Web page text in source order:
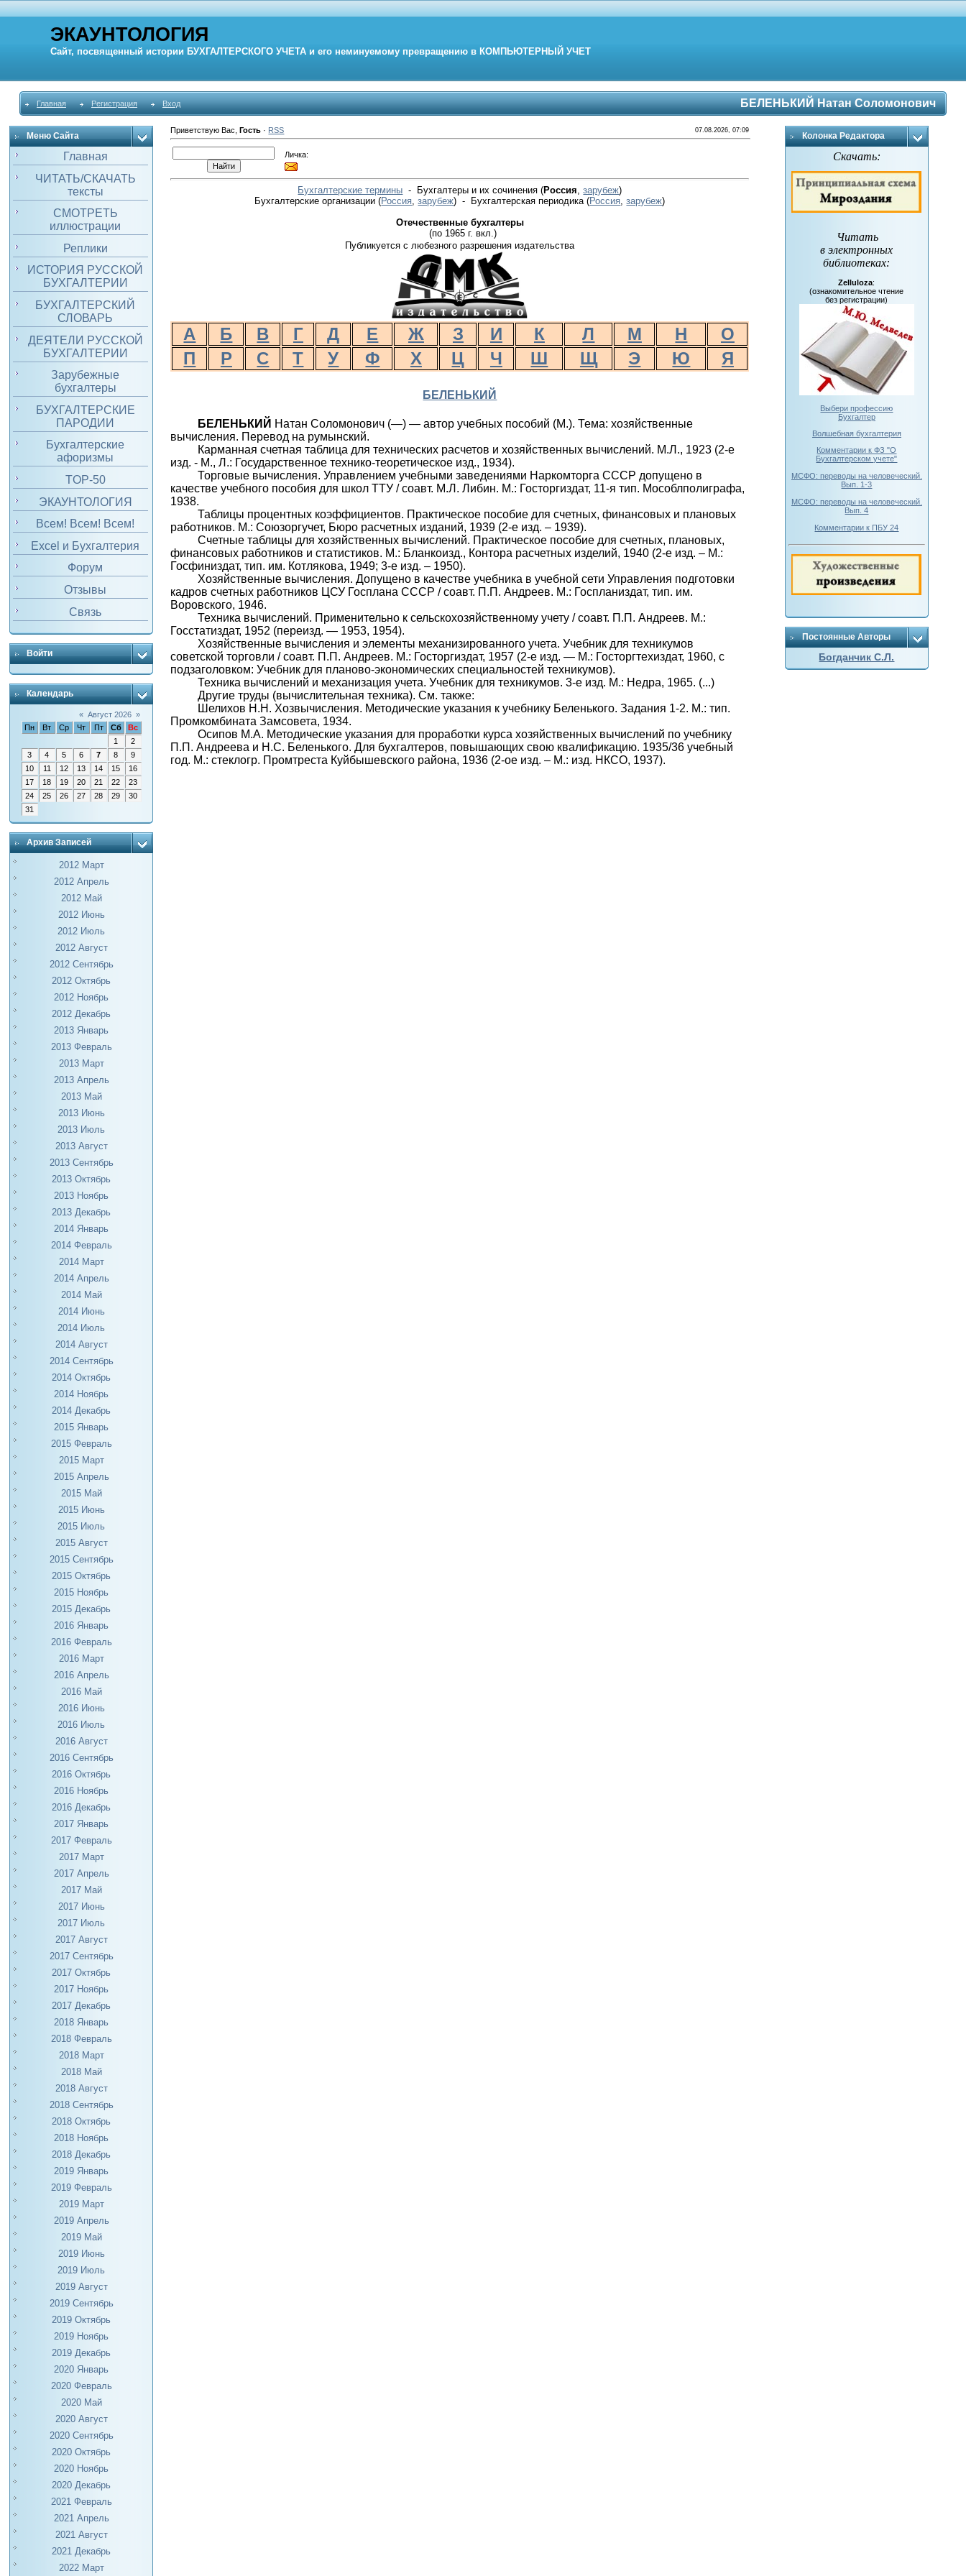
ЭКАУНТОЛОГИЯ
Сайт, посвященный истории БУХГАЛТЕРСКОГО УЧЕТА и его неминуемому превращению в КОМПЬЮТЕРНЫЙ УЧЕТ
Главная Регистрация Вход БЕЛЕНЬКИЙ Натан Соломонович
Меню Сайта
Главная
ЧИТАТЬ/СКАЧАТЬ
тексты
СМОТРЕТЬ
иллюстрации
Реплики
ИСТОРИЯ РУССКОЙ
БУХГАЛТЕРИИ
БУХГАЛТЕРСКИЙ
СЛОВАРЬ
ДЕЯТЕЛИ РУССКОЙ
БУХГАЛТЕРИИ
Зарубежные
бухгалтеры
БУХГАЛТЕРСКИЕ
ПАРОДИИ
Бухгалтерские
афоризмы
TOP-50
ЭКАУНТОЛОГИЯ
Всем! Всем! Всем!
Excel и Бухгалтерия
Форум
Отзывы
Связь
Войти
Календарь
« Август 2026 »
Пн
Вт Ср Чт Пт Сб
Вс
1
2
3
4 5 6 7 8
9
10
11 12 13 14 15
16
17
18 19 20 21 22
23
24
25 26 27 28 29
30
31
Архив Записей
2012 Март
2012 Апрель
2012 Май
2012 Июнь
2012 Июль
2012 Август
2012 Сентябрь
2012 Октябрь
2012 Ноябрь
2012 Декабрь
2013 Январь
2013 Февраль
2013 Март
2013 Апрель
2013 Май
2013 Июнь
2013 Июль
2013 Август
2013 Сентябрь
2013 Октябрь
2013 Ноябрь
2013 Декабрь
2014 Январь
2014 Февраль
2014 Март
2014 Апрель
2014 Май
2014 Июнь
2014 Июль
2014 Август
2014 Сентябрь
2014 Октябрь
2014 Ноябрь
2014 Декабрь
2015 Январь
2015 Февраль
2015 Март
2015 Апрель
2015 Май
2015 Июнь
2015 Июль
2015 Август
2015 Сентябрь
2015 Октябрь
2015 Ноябрь
2015 Декабрь
2016 Январь
2016 Февраль
2016 Март
2016 Апрель
2016 Май
2016 Июнь
2016 Июль
2016 Август
2016 Сентябрь
2016 Октябрь
2016 Ноябрь
2016 Декабрь
2017 Январь
2017 Февраль
2017 Март
2017 Апрель
2017 Май
2017 Июнь
2017 Июль
2017 Август
2017 Сентябрь
2017 Октябрь
2017 Ноябрь
2017 Декабрь
2018 Январь
2018 Февраль
2018 Март
2018 Май
2018 Август
2018 Сентябрь
2018 Октябрь
2018 Ноябрь
2018 Декабрь
2019 Январь
2019 Февраль
2019 Март
2019 Апрель
2019 Май
2019 Июнь
2019 Июль
2019 Август
2019 Сентябрь
2019 Октябрь
2019 Ноябрь
2019 Декабрь
2020 Январь
2020 Февраль
2020 Май
2020 Август
2020 Сентябрь
2020 Октябрь
2020 Ноябрь
2020 Декабрь
2021 Февраль
2021 Апрель
2021 Август
2021 Декабрь
2022 Март
Приветствую Вас ,Гость · RSS 07.08.2026, 07:09
Личка:
Бухгалтерские термины - Бухгалтеры и их сочинения (Россия ,зарубеж)
Бухгалтерские организации(Россия ,зарубеж) - Бухгалтерская периодика(Россия ,зарубеж)
Отечественные бухгалтеры
(по 1965 г. вкл.)
Публикуется с любезного разрешения издательства
А Б В Г Д Е Ж З И К Л М Н
О
П
Р С Т У Ф Х Ц Ч Ш Щ Э Ю Я
БЕЛЕНЬКИЙ
БЕЛЕНЬКИЙ Натан Соломонович (—) — автор учебных пособий (М.). Тема: хозяйственные
вычисления. Перевод на румынский.
Карманная счетная таблица для технических расчетов и хозяйственных вычислений. М.Л., 1923 (2-е
изд. - М., Л.: Государственное технико-теоретическое изд., 1934).
Торговые вычисления. Управлением учебными заведениями Наркомторга СССР допущено в
качестве учебного пособия для школ ТТУ / соавт. М.Л. Либин. М.: Госторгиздат, 11-я тип. Мособлполиграфа,
1938.
Таблицы процентных коэффициентов. Практическое пособие для счетных, финансовых и плановых
работников. М.: Союзоргучет, Бюро расчетных изданий, 1939 (2-е изд. – 1939).
Счетные таблицы для хозяйственных вычислений. Практическое пособие для счетных, плановых,
финансовых работников и статистиков. М.: Бланкоизд., Контора расчетных изделий, 1940 (2-е изд. – М.:
Госфиниздат, тип. им. Котлякова, 1949; 3-е изд. – 1950).
Хозяйственные вычисления. Допущено в качестве учебника в учебной сети Управления подготовки
кадров счетных работников ЦСУ Госплана СССР / соавт. П.П. Андреев. М.: Госпланиздат, тип. им.
Воровского, 1946.
Техника вычислений. Применительно к сельскохозяйственному учету / соавт. П.П. Андреев. М.:
Госстатиздат, 1952 (переизд. — 1953, 1954).
Хозяйственные вычисления и элементы механизированного учета. Учебник для техникумов
советской торговли / соавт. П.П. Андреев. М.: Госторгиздат, 1957 (2-е изд. — М.: Госторгтехиздат, 1960, с
подзаголовком: Учебник для планово-эко­но­ми­че­ских специальностей техникумов).
Техника вычислений и механизация учета. Учебник для техникумов. 3-е изд. М.: Недра, 1965. (...)
Другие труды (вычислительная техника). См. также:
Шелихов Н.Н. Хозвычисления. Методические указания к учебнику Беленького. Задания 1-2. М.: тип.
Промкомбината Замсовета, 1934.
Осипов М.А. Методические указания для проработки курса хозяйственных вычислений по учебнику
П.П. Андреева и Н.С. Беленького. Для бухгалтеров, повышающих свою квалификацию. 1935/36 учебный
год. М.: стеклогр. Промтреста Куйбышевского района, 1936 (2-ое изд. – М.: изд. НКСО, 1937).
Колонка Редактора
Скачать:
Читать
в электронных
библиотеках:
Zelluloza:
(ознакомительное чтение
без регистрации)
Выбери профессию
Бухгалтер
Волшебная бухгалтерия
Комментарии к ФЗ "О
Бухгалтерском учете"
МСФО: переводы на человеческий.
Вып. 1-3
МСФО: переводы на человеческий.
Вып. 4
Комментарии к ПБУ 24
Постоянные Авторы
Богданчик С.Л.